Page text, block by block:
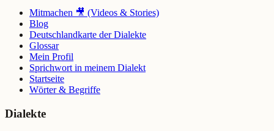
Mitmachen 🎥 (Videos & Stories)
Blog
Deutschlandkarte der Dialekte
Glossar
Mein Profil
Sprichwort in meinem Dialekt
Startseite
Wörter & Begriffe
Dialekte